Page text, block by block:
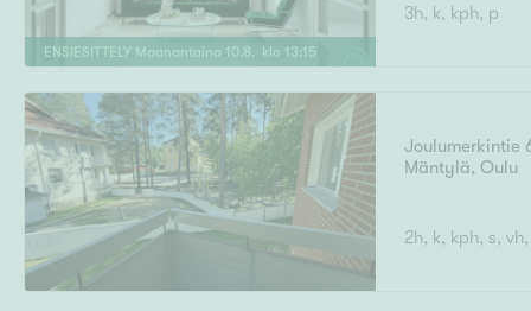
Ilmajoki Ivalo
Joensuu Jyväskylä Järvenpää
N
Hinta
ENSIESITTELY Maanantaina 10.8. klo 13:15
3h, k, kph, p
Joulumerkintie
Mäntylä, Oulu
2h, k, kph, s,